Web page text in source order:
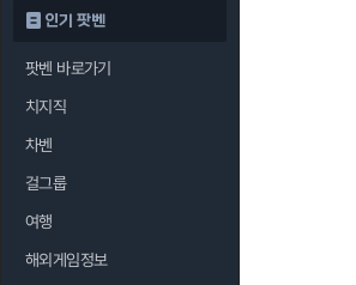
인기 팟벤
팟벤 바로가기
치지직
차벤
걸그룹
여행
해외게임정보